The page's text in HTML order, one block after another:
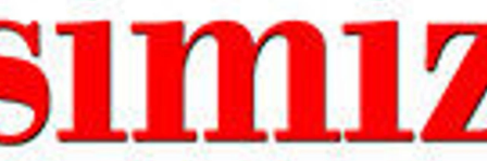
Politika
Spor
Son Dakika Haberleri